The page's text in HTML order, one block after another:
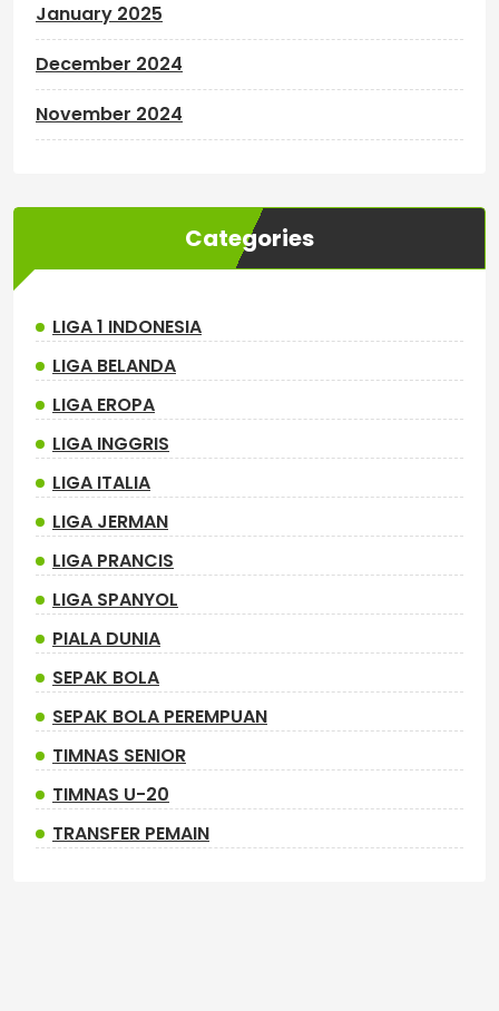
January 2025
December 2024
November 2024
Categories
LIGA 1 INDONESIA
LIGA BELANDA
LIGA EROPA
LIGA INGGRIS
LIGA ITALIA
LIGA JERMAN
LIGA PRANCIS
LIGA SPANYOL
PIALA DUNIA
SEPAK BOLA
SEPAK BOLA PEREMPUAN
TIMNAS SENIOR
TIMNAS U-20
TRANSFER PEMAIN